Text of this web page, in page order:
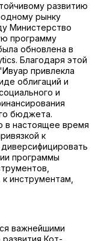
развитию
рынку
Министерство
программу
обновлена в
Благодаря этой
привлекла
облигаций и
и
бюджета.
в настоящее время
к
программы
инструментам,
важнейшими